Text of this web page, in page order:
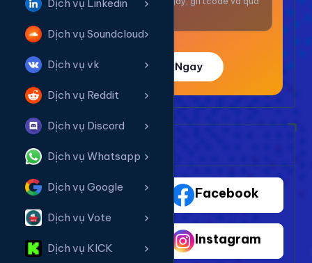
Dịch vụ Linkedin
Dịch vụ Soundcloud
Dịch vụ vk
Dịch vụ Reddit
Dịch vụ Discord
Dịch vụ Whatsapp
Dịch vụ Google
Dịch vụ Vote
Dịch vụ KICK
Trải Nghiệm Ngay
TikTok Facebook
Instagram